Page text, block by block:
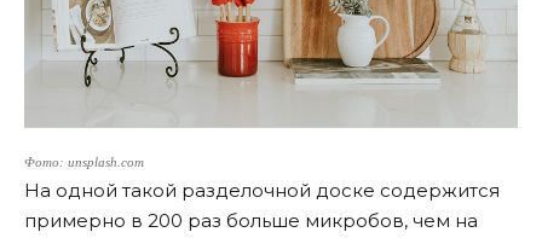
Фото: unsplash.com
На одной такой разделочной доске содержится
примерно в 200 раз больше микробов, чем на